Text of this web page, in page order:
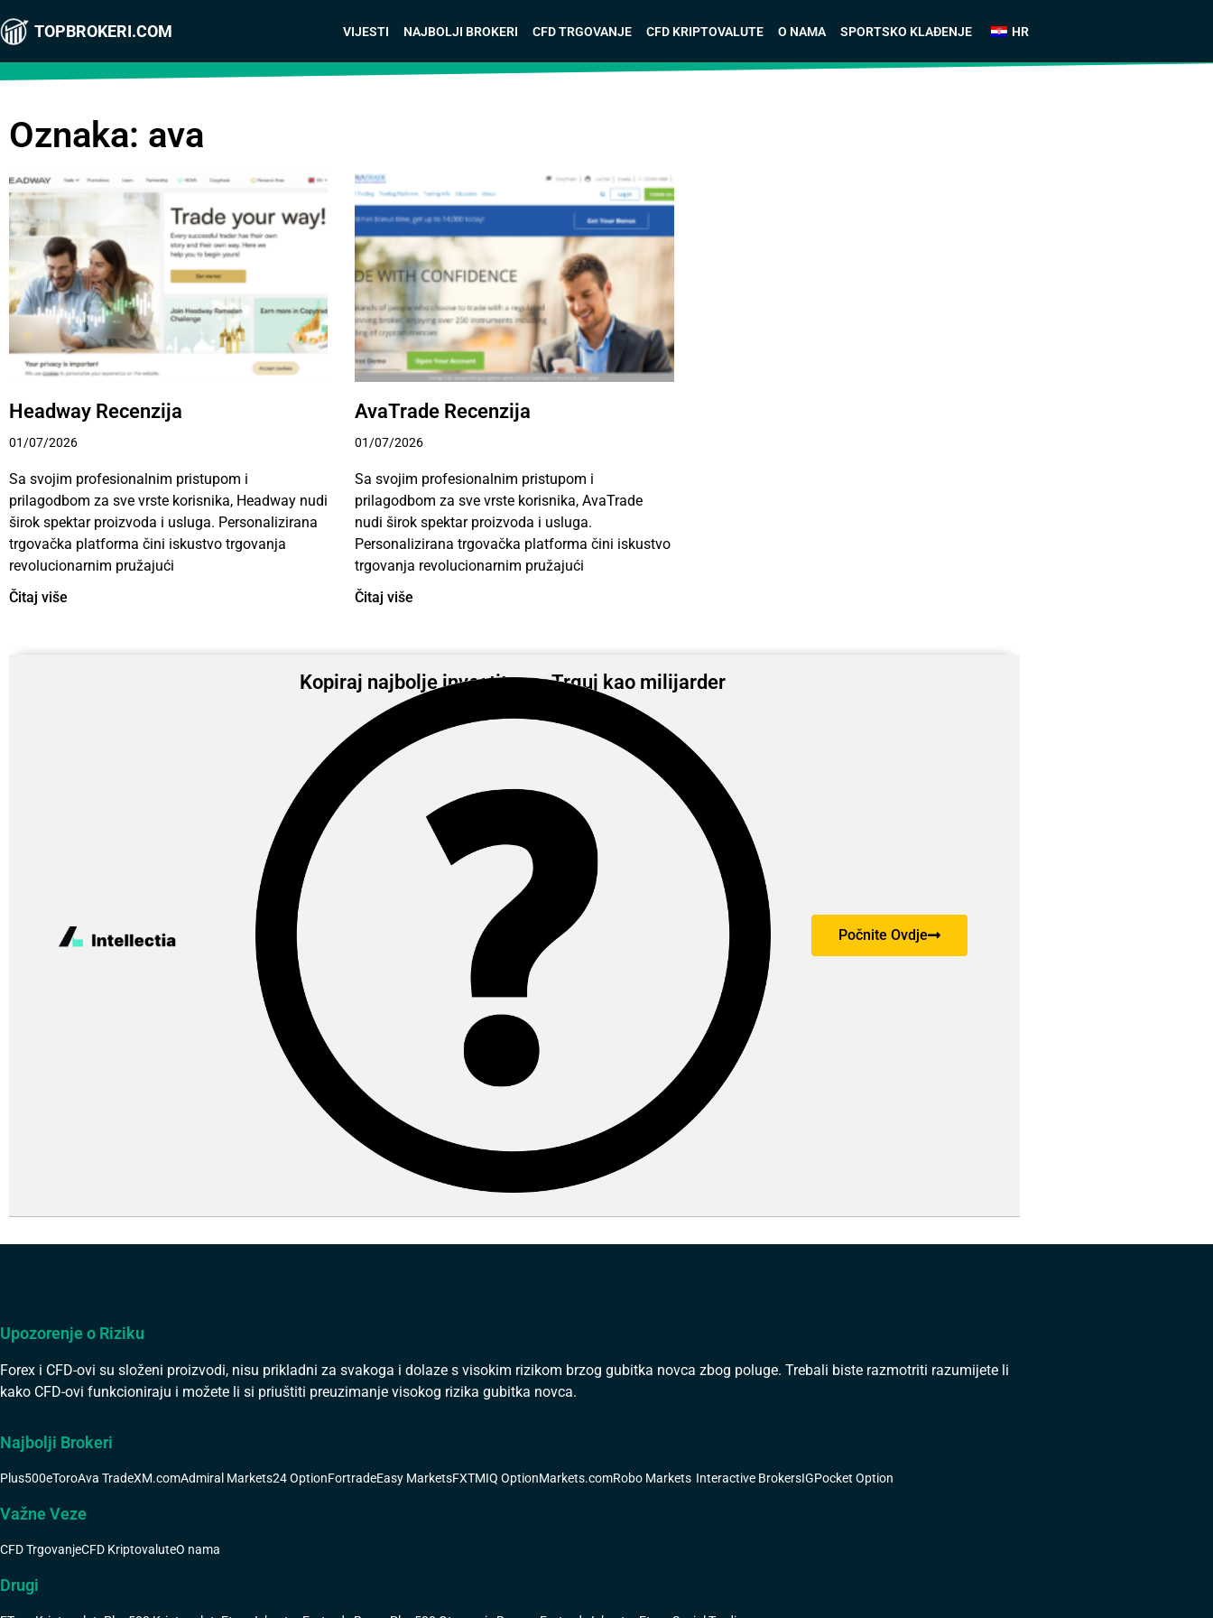
TOPBROKERI.COM VIJESTI NAJBOLJI BROKERI CFD TRGOVANJE CFD KRIPTOVALUTE O NAMA SPORTSKO KLAĐENJE HR
Oznaka: ava
Headway Recenzija
01/07/2026
Sa svojim profesionalnim pristupom i
prilagodbom za sve vrste korisnika, Headway nudi
širok spektar proizvoda i usluga. Personalizirana
trgovačka platforma čini iskustvo trgovanja
revolucionarnim pružajući
Čitaj više
AvaTrade Recenzija
01/07/2026
Sa svojim profesionalnim pristupom i
prilagodbom za sve vrste korisnika, AvaTrade
nudi širok spektar proizvoda i usluga.
Personalizirana trgovačka platforma čini iskustvo
trgovanja revolucionarnim pružajući
Čitaj više
Kopiraj najbolje investitore - Trguj kao milijarder
Počnite Ovdje
Upozorenje o Riziku
Forex i CFD-ovi su složeni proizvodi, nisu prikladni za svakoga i dolaze s visokim rizikom brzog gubitka novca zbog poluge. Trebali biste razmotriti razumijete li
kako CFD-ovi funkcioniraju i možete li si priuštiti preuzimanje visokog rizika gubitka novca.
Najbolji Brokeri
Plus500eToroAva TradeXM.comAdmiral Markets24 OptionFortradeEasy MarketsFXTMIQ OptionMarkets.comRobo Markets Interactive BrokersIGPocket Option
Važne Veze
CFD TrgovanjeCFD KriptovaluteO nama
Drugi